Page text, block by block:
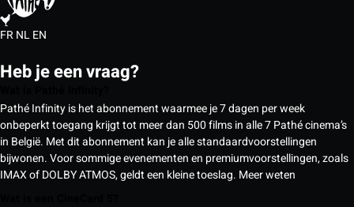
FRNLEN
Heb je een vraag?
Pathé Infinity is het abonnement waarmee je 7 dagen per week
onbeperkt toegang krijgt tot meer dan 500 films in alle 7 Pathé cinema’s
in België. Met dit abonnement kan je alle standaardvoorstellingen
bijwonen. Voor sommige evenementen en premiumvoorstellingen, zoals
IMAX of DOLBY ATMOS, geldt een kleine toeslag. Meer weten